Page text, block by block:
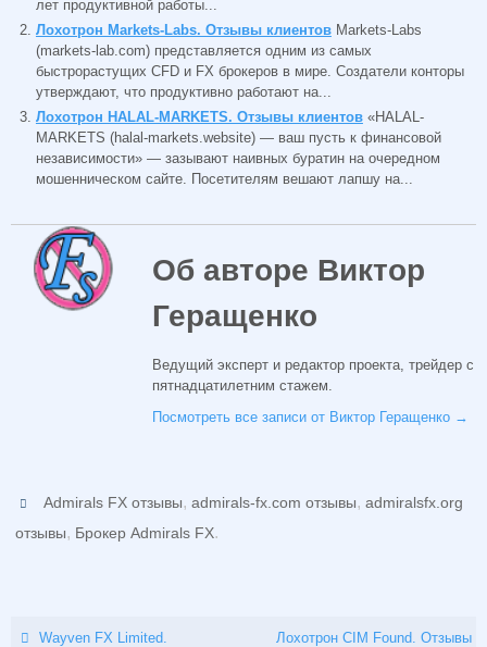
лет продуктивной работы...
Лохотрон Markets-Labs. Отзывы клиентов Markets-Labs
(markets-lab.com) представляется одним из самых
быстрорастущих CFD и FX брокеров в мире. Создатели конторы
утверждают, что продуктивно работают на...
Лохотрон HALAL-MARKETS. Отзывы клиентов «HALAL-
MARKETS (halal-markets.website) — ваш пусть к финансовой
независимости» — зазывают наивных буратин на очередном
мошенническом сайте. Посетителям вешают лапшу на...
Об авторе Виктор
Геращенко
Ведущий эксперт и редактор проекта, трейдер с
пятнадцатилетним стажем.
Посмотреть все записи от Виктор Геращенко →
Admirals FX отзывы,admirals-fx.com отзывы,admiralsfx.org
отзывы, Брокер Admirals FX.
Wayven FX Limited.
Лохотрон CIM Found. Отзывы